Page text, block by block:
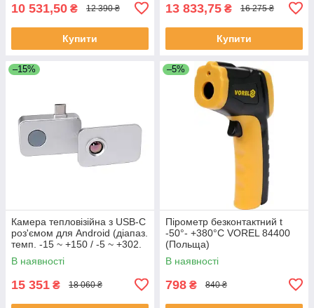
10 531,50 ₴ 12 390 ₴
Купити
13 833,75 ₴ 16 275 ₴
Купити
–15%
Камера тепловізійна з USB-C
роз'ємом для Android (діапаз.
темп. -15 ~ +150 / -5 ~ +302.
150-550 / 302-1022 ˚C/˚F)
Yato YT-72931
В наявності
15 351 ₴ 18 060 ₴
–5%
Пірометр безконтактний t
-50°- +380°С VOREL 84400
(Польща)
В наявності
798 ₴ 840 ₴